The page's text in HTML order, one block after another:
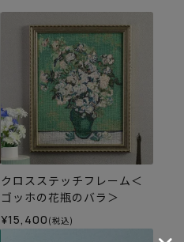
クロスステッチフレーム＜
ゴッホの花瓶のバラ＞
¥15,400 (税込)